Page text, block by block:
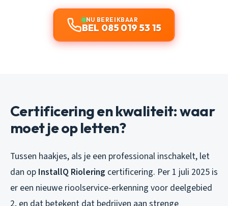
NU BEREIKBAAR
BEL 085 019 53 15
Certificering en kwaliteit: waar
moet je op letten?
Tussen haakjes, als je een professional inschakelt, let
dan op InstallQ Riolering certificering. Per 1 juli 2025 is
er een nieuwe rioolservice-erkenning voor deelgebied